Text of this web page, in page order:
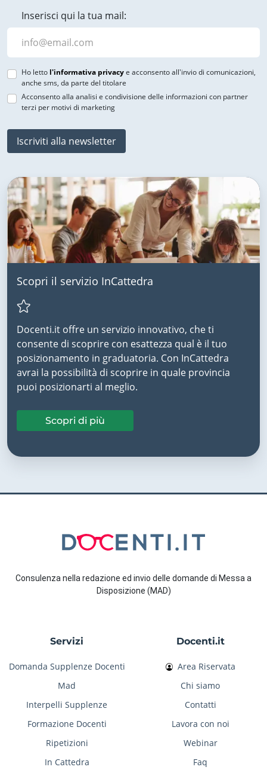
Inserisci qui la tua mail:
Ho letto l'informativa privacye acconsento all'invio di comunicazioni,
anche sms, da parte del titolare
Acconsento alla analisi e condivisione delle informazioni con partner
terzi per motivi di marketing
Iscriviti alla newsletter
Scopri il servizio InCattedra
Docenti.it offre un servizio innovativo, che ti
consente di scoprire con esattezza qual è il tuo
posizionamento in graduatoria. Con InCattedra
avrai la possibilità di scoprire in quale provincia
puoi posizionarti al meglio.
Scopri di più
Consulenza nella redazione ed invio delle domande di Messa a
Disposizione (MAD)
Servizi
Domanda Supplenze Docenti
Mad
Interpelli Supplenze
Formazione Docenti
Ripetizioni
In Cattedra
Docenti.it
Area Riservata
Chi siamo
Contatti
Lavora con noi
Webinar
Faq